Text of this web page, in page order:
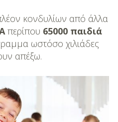
κονδυλίων από άλλα
περίπου 65000 παιδιά
ωστόσο χιλιάδες
απέξω.